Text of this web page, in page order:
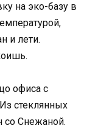
на эко-базу в
и лети.
офиса с
стеклянных
Снежаной.